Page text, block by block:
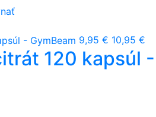
9,95 € 10,95 €
120 kapsúl -